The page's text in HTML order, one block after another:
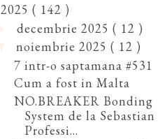
2025 ( 142 )
decembrie 2025 ( 12 )
noiembrie 2025 ( 12 )
7 intr-o saptamana #531
Cum a fost in Malta
NO.BREAKER Bonding
System de la Sebastian
Professi...